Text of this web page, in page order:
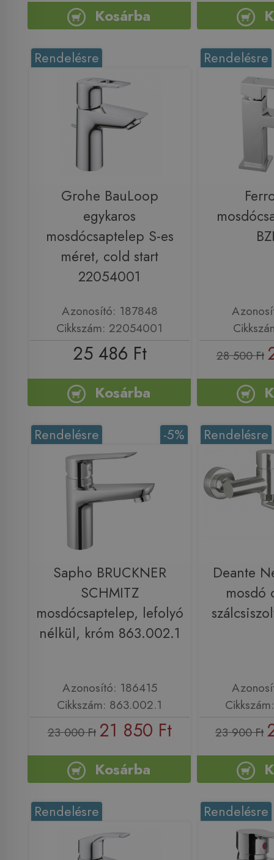
Kosárba
Rendelésre
Grohe BauLoop
egykaros
mosdócsaptelep S-es
méret, cold start
22054001
Azonosító: 187848
Cikkszám: 22054001
25 486 Ft
Kosárba
Rendelésre
28 500 Ft
-5%
Rendelésre
Sapho BRUCKNER
SCHMITZ
mosdócsaptelep, lefolyó
nélkül, króm 863.002.1
Azonosító: 186415
Cikkszám: 863.002.1
23 000 Ft 21 850 Ft
Kosárba
Rendelésre
Deante
mosdó
23 900 Ft
Rendelésre Rendelésre